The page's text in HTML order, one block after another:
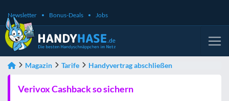
Newsletter Bonus-Deals Jobs
Magazin Tarife Handyvertrag abschließen
Verivox Cashback so sichern